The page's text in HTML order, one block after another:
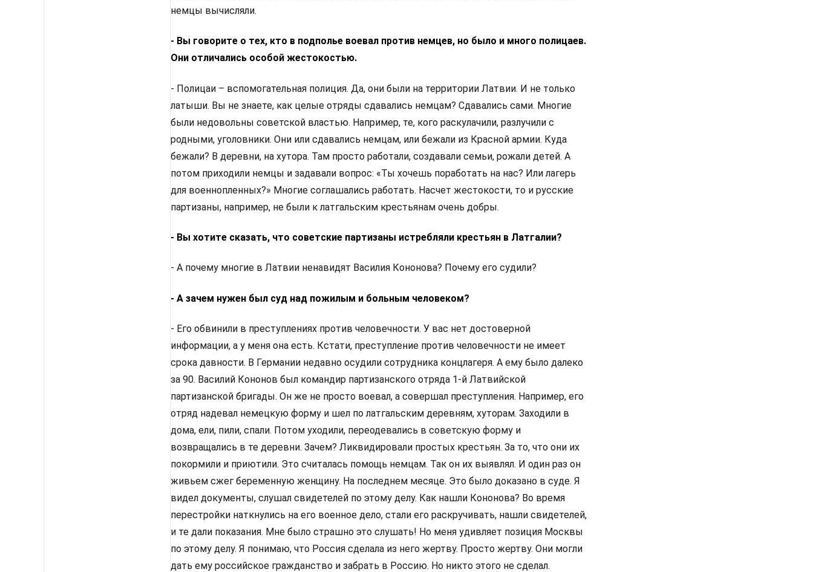
немцы вычисляли.
- Вы говорите о тех, кто в подполье воевал против немцев, но было и много полицаев.
Они отличались особой жестокостью.
- Полицаи – вспомогательная полиция. Да, они были на территории Латвии. И не только
латыши. Вы не знаете, как целые отряды сдавались немцам? Сдавались сами. Многие
были недовольны советской властью. Например, те, кого раскулачили, разлучили с
родными, уголовники. Они или сдавались немцам, или бежали из Красной армии. Куда
бежали? В деревни, на хутора. Там просто работали, создавали семьи, рожали детей. А
потом приходили немцы и задавали вопрос: «Ты хочешь поработать на нас? Или лагерь
для военнопленных?» Многие соглашались работать. Насчет жестокости, то и русские
партизаны, например, не были к латгальским крестьянам очень добры.
- Вы хотите сказать, что советские партизаны истребляли крестьян в Латгалии?
- А почему многие в Латвии ненавидят Василия Кононова? Почему его судили?
- А зачем нужен был суд над пожилым и больным человеком?
- Его обвинили в преступлениях против человечности. У вас нет достоверной
информации, а у меня она есть. Кстати, преступление против человечности не имеет
срока давности. В Германии недавно осудили сотрудника концлагеря. А ему было далеко
за 90. Василий Кононов был командир партизанского отряда 1-й Латвийской
партизанской бригады. Он же не просто воевал, а совершал преступления. Например, его
отряд надевал немецкую форму и шел по латгальским деревням, хуторам. Заходили в
дома, ели, пили, спали. Потом уходили, переодевались в советскую форму и
возвращались в те деревни. Зачем? Ликвидировали простых крестьян. За то, что они их
покормили и приютили. Это считалась помощь немцам. Так он их выявлял. И один раз он
живьем сжег беременную женщину. На последнем месяце. Это было доказано в суде. Я
видел документы, слушал свидетелей по этому делу. Как нашли Кононова? Во время
перестройки наткнулись на его военное дело, стали его раскручивать, нашли свидетелей,
и те дали показания. Мне было страшно это слушать! Но меня удивляет позиция Москвы
по этому делу. Я понимаю, что Россия сделала из него жертву. Просто жертву. Они могли
дать ему российское гражданство и забрать в Россию. Но никто этого не сделал.